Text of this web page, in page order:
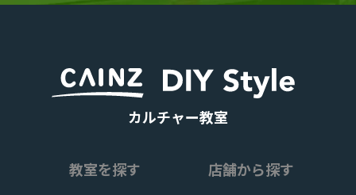
カルチャー教室
教室を探す 店舗から探す